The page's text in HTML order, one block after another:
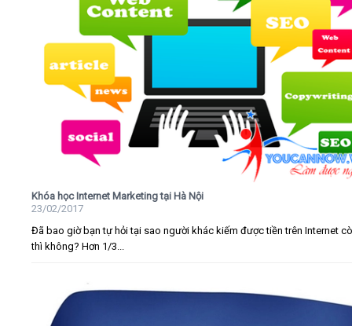
Khóa học Internet Marketing tại Hà Nội
23/02/2017
Đã bao giờ bạn tự hỏi tại sao người khác kiếm được tiền trên Internet
thì không? Hơn 1/3...